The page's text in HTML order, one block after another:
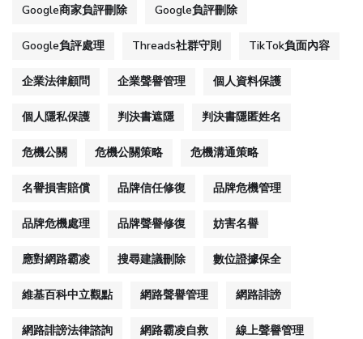
Google商家負評刪除 Google負評刪除
Google負評處理 Threads社群守則 TikTok負面內容
企業法律顧問 企業聲譽管理 個人資料保護
個人隱私保護 判決書遮隱 判決書隱匿姓名
危機公關 危機公關策略 危機溝通策略
名譽損害賠償 品牌信任修復 品牌危機管理
品牌危機處理 品牌聲譽修復 妨害名譽
應對網路霸凌 搜尋建議刪除 數位證據保全
維基百科中立觀點 網路聲譽管理 網路誹謗
網路誹謗法律諮詢 網路霸凌自救 線上聲譽管理